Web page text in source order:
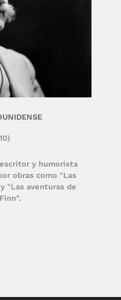
y humorista
obras como "Las
"Las aventuras de